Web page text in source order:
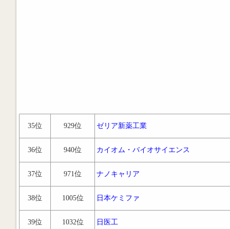
35位 929位 ゼリア新薬工業
36位 940位 カイオム・バイオサイエンス
37位 971位 ナノキャリア
38位 1005位 日本ケミファ
39位 1032位 日医工